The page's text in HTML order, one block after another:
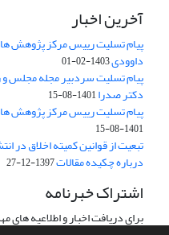
آخرین اخبار
پیام تسلیت رییس مرکز پژوهش
داوودی1403-02-01
پیام تسلیت سردبیر مجله مجلس
دکتر صدرا1401-08-15
پیام تسلیت رییس مرکز پژوهش
1401-08-15
تبعیت از قوانین کمیته اخلاق در
درباره چکیده مقالات1397-12-27
اشتراک خبرنامه
برای دریافت اخبار و اطلاعیه